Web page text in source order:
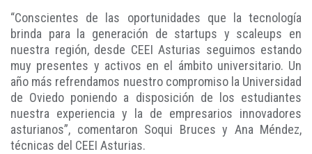
“Conscientes de las oportunidades que la tecnología
brinda para la generación de startups y scaleups en
nuestra región, desde CEEI Asturias seguimos estando
muy presentes y activos en el ámbito universitario. Un
año más refrendamos nuestro compromiso la Universidad
de Oviedo poniendo a disposición de los estudiantes
nuestra experiencia y la de empresarios innovadores
asturianos”, comentaron Soqui Bruces y Ana Méndez,
técnicas del CEEI Asturias.